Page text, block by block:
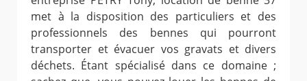
met à la disposition des particuliers et des
professionnels des bennes qui pourront
transporter et évacuer vos gravats et divers
déchets. Étant spécialisé dans ce domaine ;